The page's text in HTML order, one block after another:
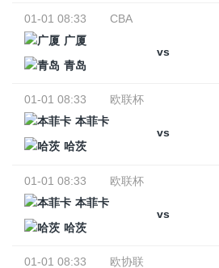
01-01 08:33
CBA
广厦
vs
青岛
01-01 08:33
欧联杯
本菲卡
vs
哈茨
01-01 08:33
欧联杯
本菲卡
vs
哈茨
01-01 08:33
欧协联